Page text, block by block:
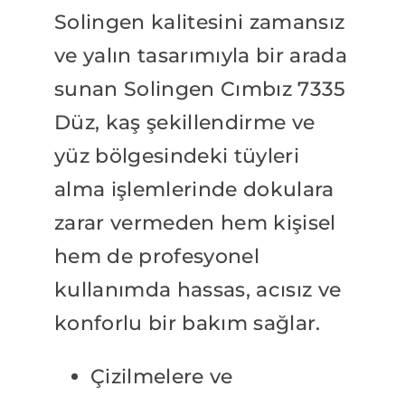
Solingen kalitesini zamansız
ve yalın tasarımıyla bir arada
sunan Solingen Cımbız 7335
Düz, kaş şekillendirme ve
yüz bölgesindeki tüyleri
alma işlemlerinde dokulara
zarar vermeden hem kişisel
hem de profesyonel
kullanımda hassas, acısız ve
konforlu bir bakım sağlar.
Çizilmelere ve